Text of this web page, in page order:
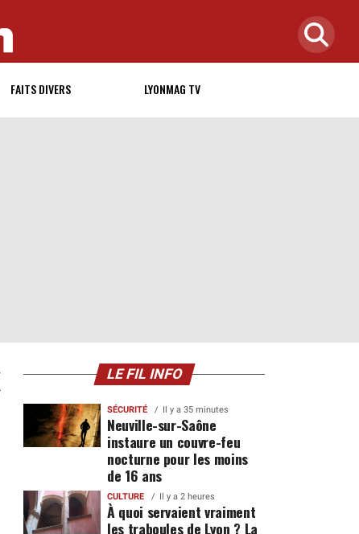
FAITS DIVERS LYONMAG TV
LE FIL INFO
SÉCURITÉ Il y a 35 minutes
Neuville-sur-Saône
instaure un couvre-feu
nocturne pour les moins
de 16 ans
CULTURE Il y a 2 heures
À quoi servaient vraiment
les traboules de Lyon ? La